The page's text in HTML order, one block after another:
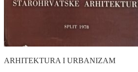
ARHITEKTURA I URBANIZAM